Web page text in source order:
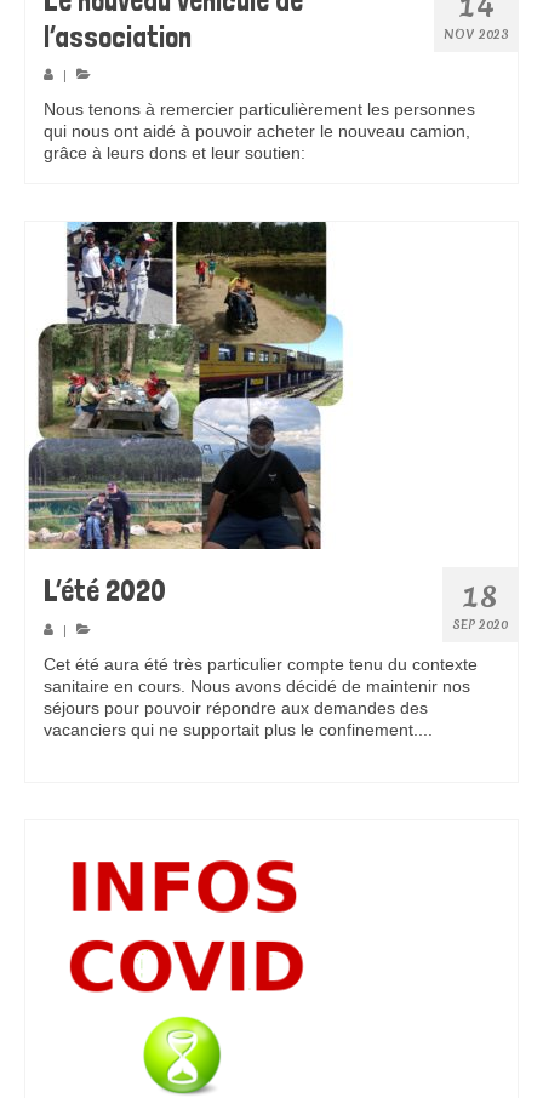
NOV 2023
l’association
Nous tenons à remercier particulièrement les personnes
qui nous ont aidé à pouvoir acheter le nouveau camion,
grâce à leurs dons et leur soutien:
18
SEP 2020
L’été 2020
|
Cet été aura été très particulier compte tenu du contexte
sanitaire en cours. Nous avons décidé de maintenir nos
séjours pour pouvoir répondre aux demandes des
vacanciers qui ne supportait plus le confinement....